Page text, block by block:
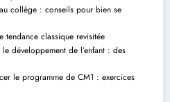
collège : conseils pour bien se
tendance classique revisitée
développement de l’enfant : des
le programme de CM1 : exercices